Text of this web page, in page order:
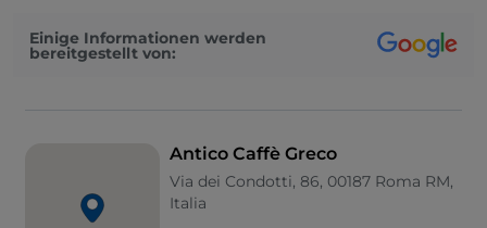
Einige Informationen werden
bereitgestellt von:
Antico Caffè Greco
Via dei Condotti, 86, 00187 Roma RM,
Italia